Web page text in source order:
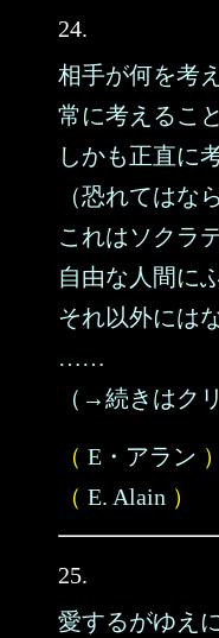
24.
相手が何を考
常に考えること
しかも正直に
（恐れてはな
これはソクラ
自由な人間に
それ以外には
……
（→続きはク
（ E・アラン ）
（ E. Alain ）
25.
愛するがゆえ